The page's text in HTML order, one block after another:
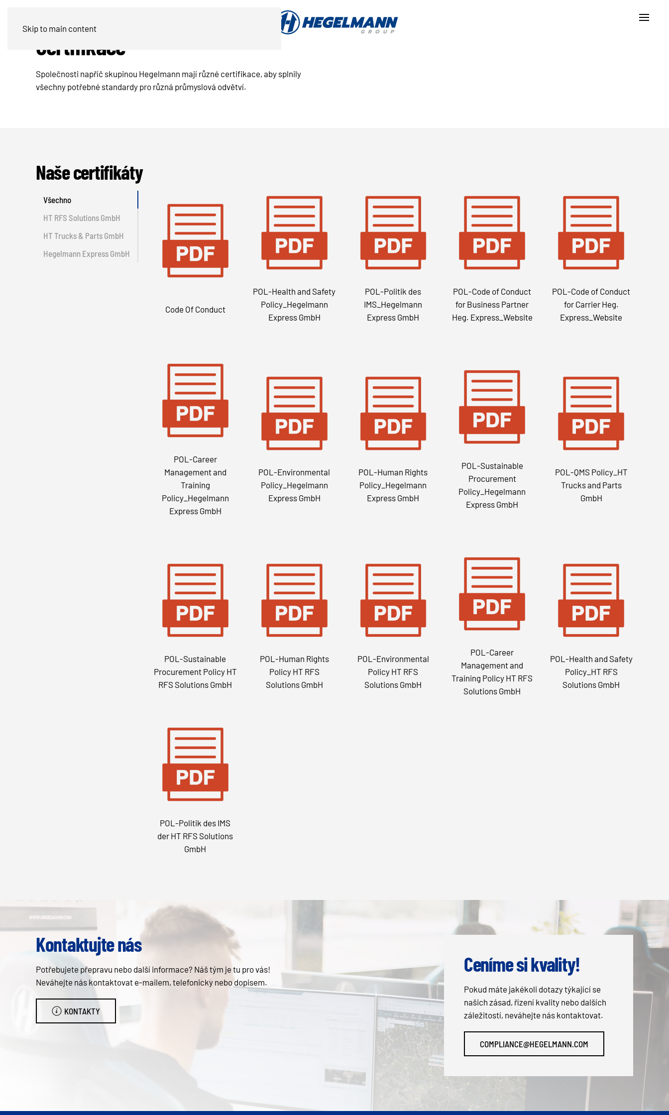
Skip to main content
Certifikace
Společnosti napříč skupinou Hegelmann mají různé certifikace, aby splnily
všechny potřebné standardy pro různá průmyslová odvětví.
Naše certifikáty
Všechno
HT RFS Solutions GmbH
HT Trucks & Parts GmbH
Hegelmann Express GmbH
Code Of Conduct
POL-Health and Safety
Policy_Hegelmann
Express GmbH
POL-Politik des
IMS_Hegelmann
Express GmbH
POL-Code of Conduct
for Business Partner
Heg. Express_Website
POL-Code of Conduct
for Carrier Heg.
Express_Website
POL-Career
Management and
Training
Policy_Hegelmann
Express GmbH
POL-Environmental
Policy_Hegelmann
Express GmbH
POL-Human Rights
Policy_Hegelmann
Express GmbH
POL-Sustainable
Procurement
Policy_Hegelmann
Express GmbH
POL-QMS Policy_HT
Trucks and Parts
GmbH
POL-Sustainable
Procurement Policy HT
RFS Solutions GmbH
POL-Human Rights
Policy HT RFS
Solutions GmbH
POL-Environmental
Policy HT RFS
Solutions GmbH
POL-Career
Management and
Training Policy HT RFS
Solutions GmbH
POL-Health and Safety
Policy_HT RFS
Solutions GmbH
POL-Politik des IMS
der HT RFS Solutions
GmbH
Kontaktujte nás
Potřebujete přepravu nebo další informace? Náš tým je tu pro vás!
Neváhejte nás kontaktovat e-mailem, telefonicky nebo dopisem.
KONTAKTY
Ceníme si kvality!
Pokud máte jakékoli dotazy týkající se
našich zásad, řízení kvality nebo dalších
záležitostí, neváhejte nás kontaktovat.
COMPLIANCE@HEGELMANN.COM